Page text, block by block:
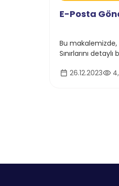
E-Posta
Bu
Sınırlarını
26.12.2023